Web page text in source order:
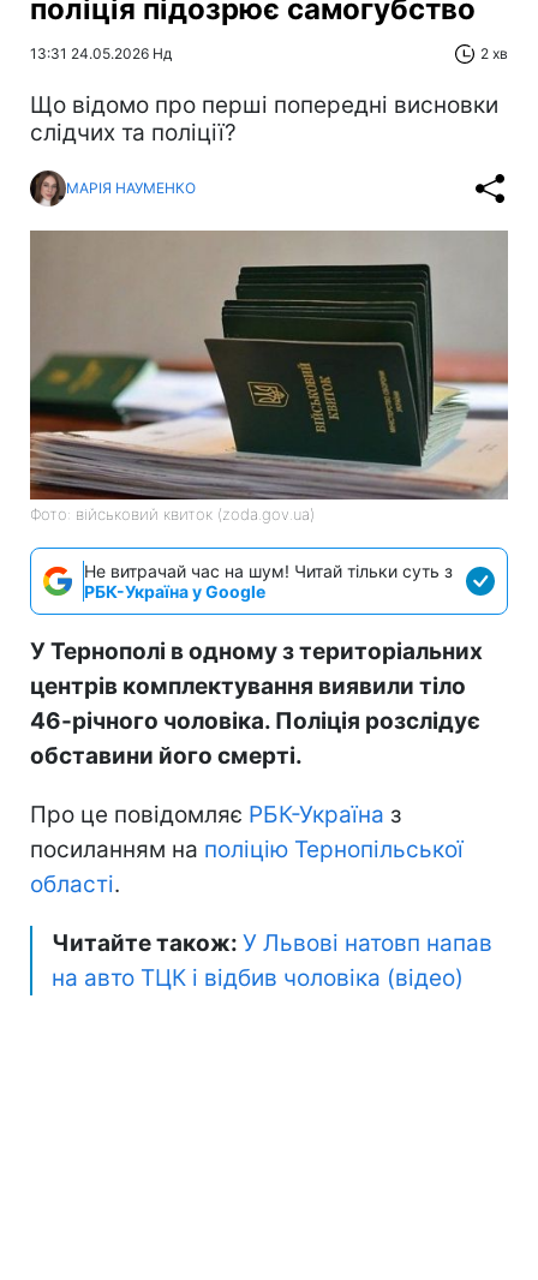
поліція підозрює самогубство
13:31 24.05.2026 Нд 2 хв
Що відомо про перші попередні висновки
слідчих та поліції?
МАРІЯ НАУМЕНКО
Фото: військовий квиток (zoda.gov.ua)
Не витрачай час на шум! Читай тільки суть з
РБК-Україна у Google
У Тернополі в одному з територіальних
центрів комплектування виявили тіло
46-річного чоловіка. Поліція розслідує
обставини його смерті.
Про це повідомляє РБК-Україна з
посиланням на поліцію Тернопільської
області.
Читайте також: У Львові натовп напав
на авто ТЦК і відбив чоловіка (відео)